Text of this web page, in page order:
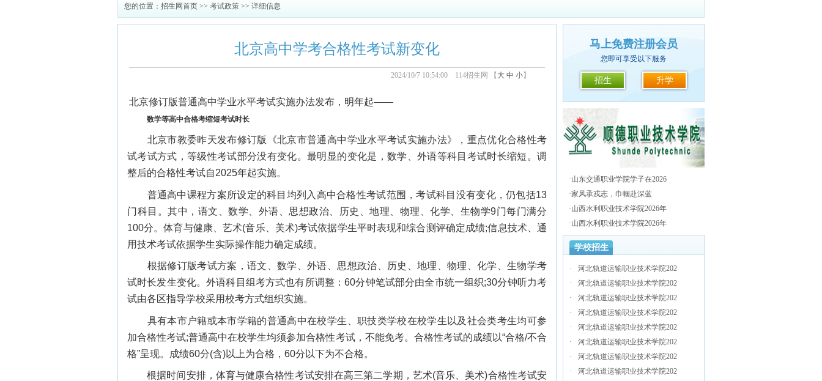
您的位置： 招生网首页 >> 考试政策 >> 详细信息
北京高中学考合格性考试新变化
2024/10/7 10:54:00 114招生网 【 大 中 小】
北京修订版普通高中学业水平考试实施办法发布，明年起——
数学等高中合格考缩短考试时长
北京市教委昨天发布修订版《北京市普通高中学业水平考试实施办法》，重点优化合格性考
试考试方式，等级性考试部分没有变化。最明显的变化是，数学、外语等科目考试时长缩短。调
整后的合格性考试自2025年起实施。
普通高中课程方案所设定的科目均列入高中合格性考试范围，考试科目没有变化，仍包括13
门科目。其中，语文、数学、外语、思想政治、历史、地理、物理、化学、生物学9门每门满分
100分。体育与健康、艺术(音乐、美术)考试依据学生平时表现和综合测评确定成绩;信息技术、通
用技术考试依据学生实际操作能力确定成绩。
根据修订版考试方案，语文、数学、外语、思想政治、历史、地理、物理、化学、生物学考
试时长发生变化。外语科目组考方式也有所调整：60分钟笔试部分由全市统一组织;30分钟听力考
试由各区指导学校采用校考方式组织实施。
具有本市户籍或本市学籍的普通高中在校学生、职技类学校在校学生以及社会类考生均可参
加合格性考试;普通高中在校学生均须参加合格性考试，不能免考。合格性考试的成绩以“合格/不合
格”呈现。成绩60分(含)以上为合格，60分以下为不合格。
根据时间安排，体育与健康合格性考试安排在高三第二学期，艺术(音乐、美术)合格性考试安
马上免费注册会员
您即可享受以下服务
招生 升学
·山东交通职业学院学子在2026
·家风承戎志，巾帼赴深蓝
·山西水利职业技术学院2026年
·山西水利职业技术学院2026年
学校招生
·
河北轨道运输职业技术学院202
·
河北轨道运输职业技术学院202
·
河北轨道运输职业技术学院202
·
河北轨道运输职业技术学院202
·
河北轨道运输职业技术学院202
·
河北轨道运输职业技术学院202
·
河北轨道运输职业技术学院202
·
河北轨道运输职业技术学院202